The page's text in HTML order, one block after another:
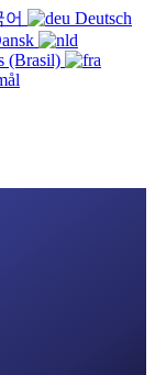
Deutsch
(Brasil)